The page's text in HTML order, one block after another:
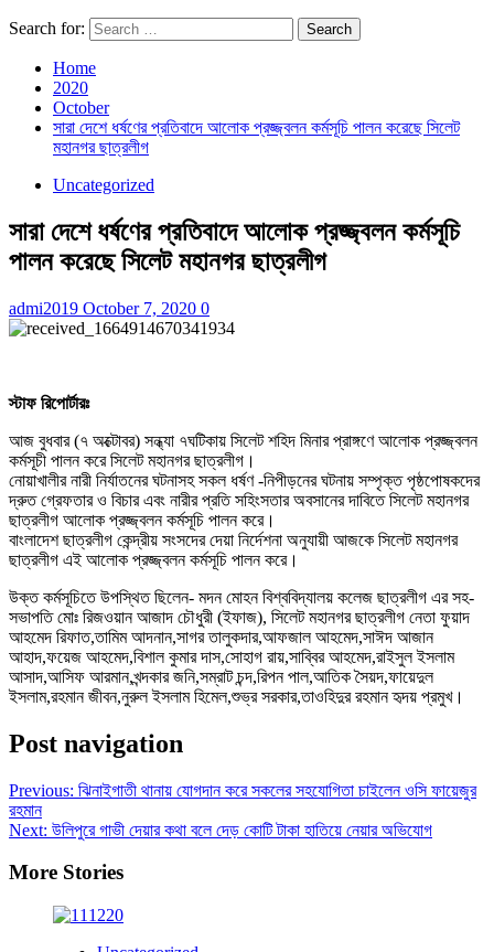
Search for:
Home
2020
October
সারা দেশে ধর্ষণের প্রতিবাদে আলোক প্রজ্জ্বলন কর্মসূচি পালন করেছে সিলেট
মহানগর ছাত্রলীগ
Uncategorized
সারা দেশে ধর্ষণের প্রতিবাদে আলোক প্রজ্জ্বলন কর্মসূচি
পালন করেছে সিলেট মহানগর ছাত্রলীগ
admi2019 October 7, 2020 0
স্টাফ রিপোর্টারঃ
আজ বুধবার (৭ অক্টোবর) সন্ধ্যা ৭ঘটিকায় সিলেট শহিদ মিনার প্রাঙ্গণে আলোক প্রজ্জ্বলন
কর্মসূচী পালন করে সিলেট মহানগর ছাত্রলীগ।
নোয়াখালীর নারী নির্যাতনের ঘটনাসহ সকল ধর্ষণ -নিপীড়নের ঘটনায় সম্পৃক্ত পৃষ্ঠপোষকদের
দ্রুত গ্রেফতার ও বিচার এবং নারীর প্রতি সহিংসতার অবসানের দাবিতে সিলেট মহানগর
ছাত্রলীগ আলোক প্রজ্জ্বলন কর্মসূচি পালন করে।
বাংলাদেশ ছাত্রলীগ কেন্দ্রীয় সংসদের দেয়া নির্দেশনা অনুযায়ী আজকে সিলেট মহানগর
ছাত্রলীগ এই আলোক প্রজ্জ্বলন কর্মসূচি পালন করে।
উক্ত কর্মসূচিতে উপস্থিত ছিলেন- মদন মোহন বিশ্ববিদ্যালয় কলেজ ছাত্রলীগ এর সহ-
সভাপতি মোঃ রিজওয়ান আজাদ চৌধুরী (ইফাজ), সিলেট মহানগর ছাত্রলীগ নেতা ফুয়াদ
আহমেদ রিফাত,তামিম আদনান,সাগর তালুকদার,আফজাল আহমেদ,সাঈদ আজান
আহাদ,ফয়েজ আহমেদ,বিশাল কুমার দাস,সোহাগ রায়,সাব্বির আহমেদ,রাইসুল ইসলাম
আসাদ,আসিফ আরমান,খন্দকার জনি,সম্রাট চন্দ,রিপন পাল,আতিক সৈয়দ,ফায়েদুল
ইসলাম,রহমান জীবন,নুরুল ইসলাম হিমেল,শুভ্র সরকার,তাওহিদুর রহমান হৃদয় প্রমুখ।
Post navigation
Previous: ঝিনাইগাতী থানায় যোগদান করে সকলের সহযোগিতা চাইলেন ওসি ফায়েজুর
রহমান
Next: উলিপুরে গাভী দেয়ার কথা বলে দেড় কোটি টাকা হাতিয়ে নেয়ার অভিযোগ
More Stories